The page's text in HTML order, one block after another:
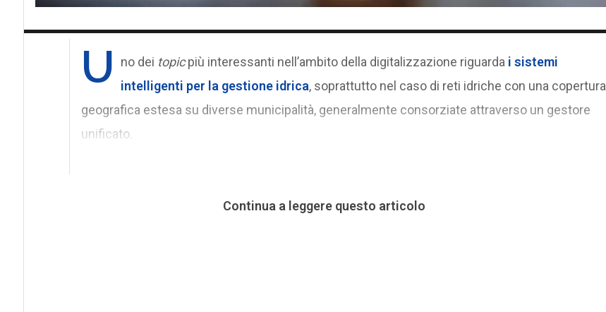
U no dei topicpiù interessanti nell’ambito della digitalizzazione riguarda i sistemi
intelligenti per la gestione idrica, soprattutto nel caso di reti idriche con una copertura
geografica estesa su diverse municipalità, generalmente consorziate attraverso un gestore
unificato.
Continua a leggere questo articolo